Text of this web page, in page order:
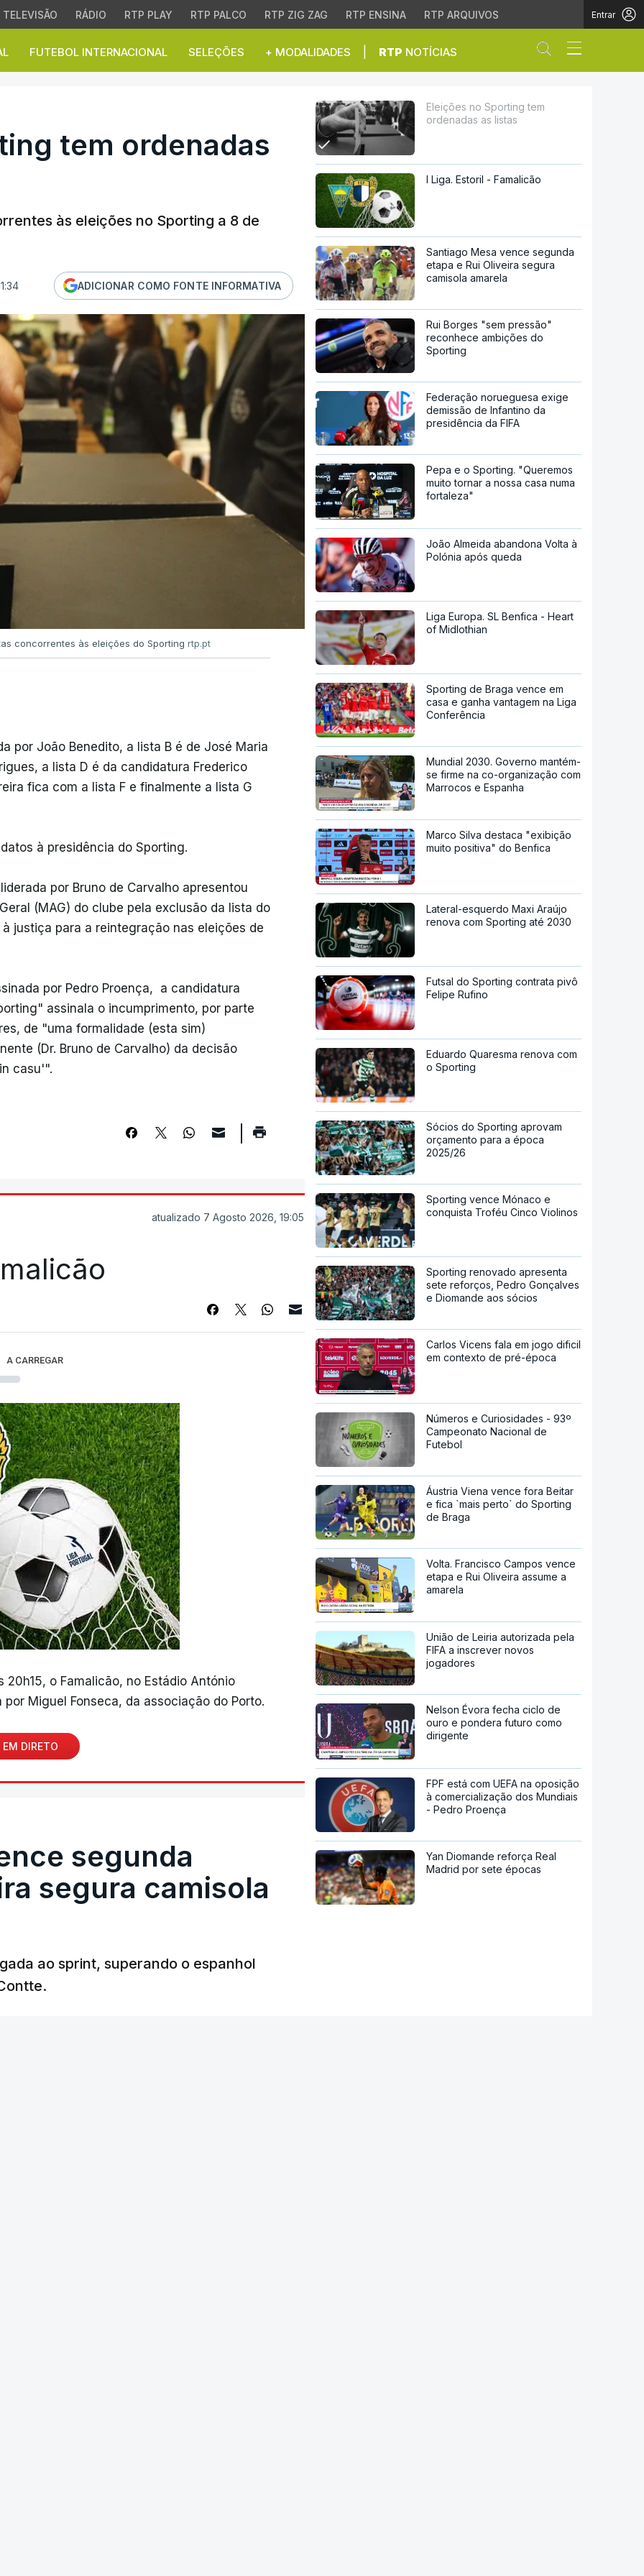
TELEVISÃO RÁDIO RTP PLAY RTP PALCO RTP ZIG ZAG RTP ENSINA RTP ARQUIVOS Entrar
FUTEBOL INTERNACIONAL SELEÇÕES + MODALIDADES RTP NOTÍCIAS Abrir campo
tem ordenadas as listas
tem ordenadas
às eleições no Sporting a 8 de
ADICIONAR COMO FONTE INFORMATIVA
concorrentes às eleições do Sporting rtp.pt
por João Benedito, a lista B é de José Maria
a lista D é da candidatura Frederico
fica com a lista F e finalmente a lista G
à presidência do Sporting.
por Bruno de Carvalho apresentou
(MAG) do clube pela exclusão da lista do
justiça para a reintegração nas eleições de
por Pedro Proença, a candidatura
assinala o incumprimento, por parte
de "uma formalidade (esta sim)
(Dr. Bruno de Carvalho) da decisão
casu'".
atualizado 7 Agosto 2026, 19:05
A CARREGAR
o Famalicão, no Estádio António
Miguel Fonseca, da associação do Porto.
EM DIRETO
segunda
segura camisola
ao sprint, superando o espanhol
Eleições no Sporting tem
ordenadas as listas
I Liga. Estoril - Famalicão
Santiago Mesa vence segunda
etapa e Rui Oliveira segura
camisola amarela
Rui Borges "sem pressão"
reconhece ambições do
Sporting
Federação norueguesa exige
demissão de Infantino da
presidência da FIFA
Pepa e o Sporting. "Queremos
muito tornar a nossa casa numa
fortaleza"
João Almeida abandona Volta à
Polónia após queda
Liga Europa. SL Benfica - Heart
of Midlothian
Sporting de Braga vence em
casa e ganha vantagem na Liga
Conferência
Mundial 2030. Governo mantém-
se firme na co-organização com
Marrocos e Espanha
Marco Silva destaca "exibição
muito positiva" do Benfica
Lateral-esquerdo Maxi Araújo
renova com Sporting até 2030
Futsal do Sporting contrata pivô
Felipe Rufino
Eduardo Quaresma renova com
o Sporting
Sócios do Sporting aprovam
orçamento para a época
2025/26
Sporting vence Mónaco e
conquista Troféu Cinco Violinos
Sporting renovado apresenta
sete reforços, Pedro Gonçalves
e Diomande aos sócios
Carlos Vicens fala em jogo dificil
em contexto de pré-época
Números e Curiosidades - 93º
Campeonato Nacional de
Futebol
Áustria Viena vence fora Beitar
e fica `mais perto` do Sporting
de Braga
Volta. Francisco Campos vence
etapa e Rui Oliveira assume a
amarela
União de Leiria autorizada pela
FIFA a inscrever novos
jogadores
Nelson Évora fecha ciclo de
ouro e pondera futuro como
dirigente
FPF está com UEFA na oposição
à comercialização dos Mundiais
- Pedro Proença
Yan Diomande reforça Real
Madrid por sete épocas